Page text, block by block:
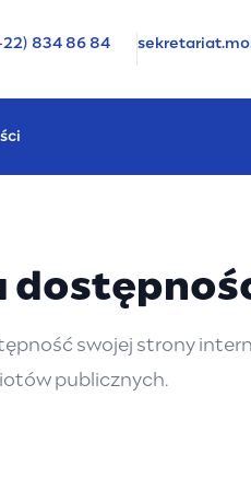
834 86 84
swojej strony
publicznych.